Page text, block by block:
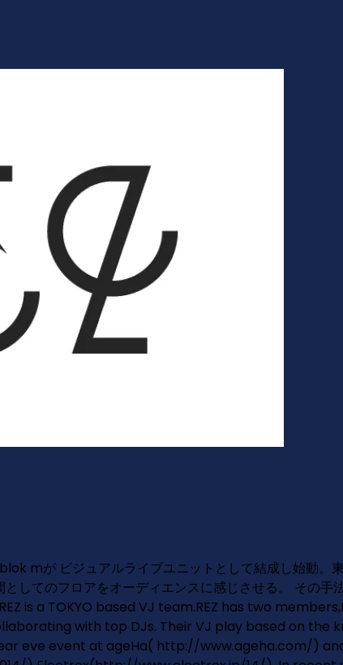
mが ビジュアルライブユニットとして結成し始動。
してのフロアをオーディエンスに感じさせる。 その
REZ is a TOKYO based VJ team.REZ has two
with top DJs. Their VJ play based on
eve event at ageHa( http://www.ageha.com/)